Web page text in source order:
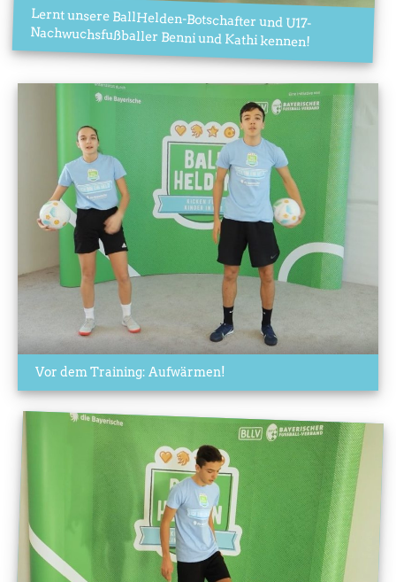
Lernt unsere BallHelden-Botschafter und U17-
Nachwuchsfußballer Benni und Kathi kennen!
Vor dem Training: Aufwärmen!